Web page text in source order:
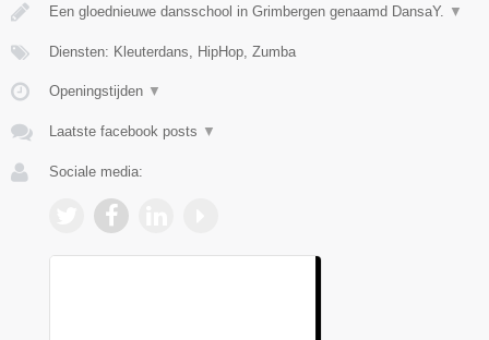
Een gloednieuwe dansschool in Grimbergen genaamd DansaY. ▼
Diensten: Kleuterdans, HipHop, Zumba
Openingstijden ▼
Laatste facebook posts ▼
Sociale media: